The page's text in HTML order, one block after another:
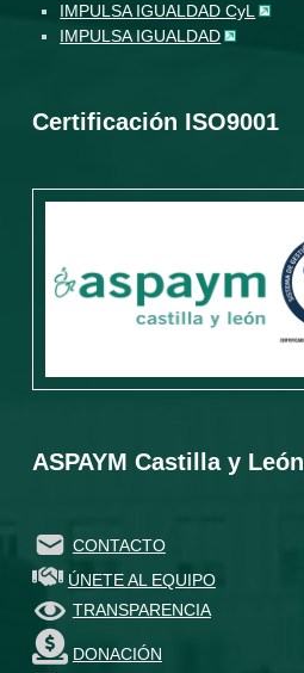
IMPULSA IGUALDAD CyL
IMPULSA IGUALDAD
Certificación ISO9001
ASPAYM Castilla y León
CONTACTO
ÚNETE AL EQUIPO
TRANSPARENCIA
DONACIÓN